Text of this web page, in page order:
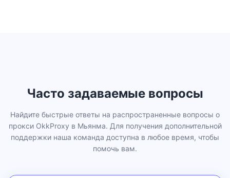
Часто задаваемые вопросы
Найдите быстрые ответы на распространенные вопросы о
прокси OkkProxy в Мьянма. Для получения дополнительной
поддержки наша команда доступна в любое время, чтобы
помочь вам.